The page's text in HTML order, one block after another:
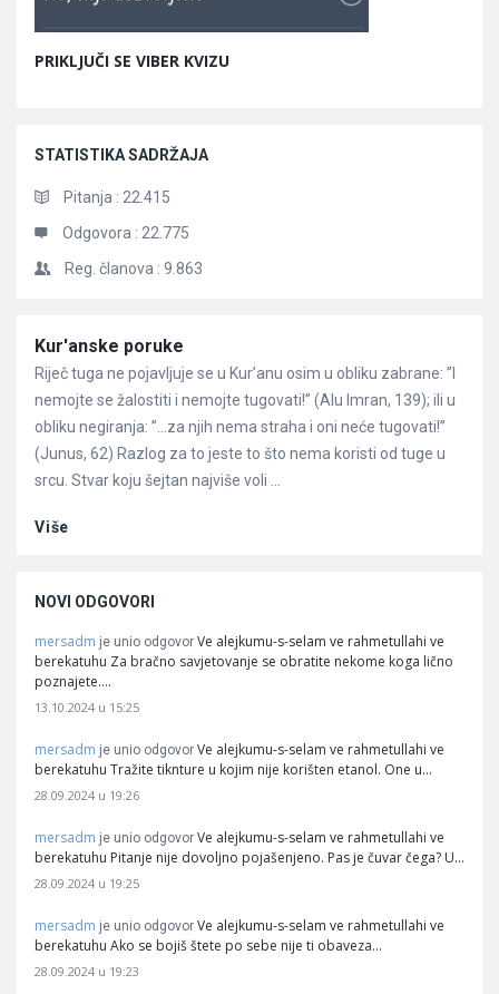
PRIKLJUČI SE VIBER KVIZU
STATISTIKA SADRŽAJA
Pitanja : 22.415
Odgovora : 22.775
Reg. članova : 9.863
Članci
Kur'anske poruke
Riječ tuga ne pojavljuje se u Kur’anu osim u obliku zabrane: ”I
nemojte se žalostiti i nemojte tugovati!” (Alu Imran, 139); ili u
obliku negiranja: ”…za njih nema straha i oni neće tugovati!”
(Junus, 62) Razlog za to jeste to što nema koristi od tuge u
srcu. Stvar koju šejtan najviše voli ...
Više
NOVI ODGOVORI
mersadm je unio odgovor Ve alejkumu-s-selam ve rahmetullahi ve
berekatuhu Za bračno savjetovanje se obratite nekome koga lično
poznajete.…
13.10.2024 u 15:25
mersadm je unio odgovor Ve alejkumu-s-selam ve rahmetullahi ve
berekatuhu Tražite tiknture u kojim nije korišten etanol. One u…
28.09.2024 u 19:26
mersadm je unio odgovor Ve alejkumu-s-selam ve rahmetullahi ve
berekatuhu Pitanje nije dovoljno pojašenjeno. Pas je čuvar čega? U…
28.09.2024 u 19:25
mersadm je unio odgovor Ve alejkumu-s-selam ve rahmetullahi ve
berekatuhu Ako se bojiš štete po sebe nije ti obaveza…
28.09.2024 u 19:23